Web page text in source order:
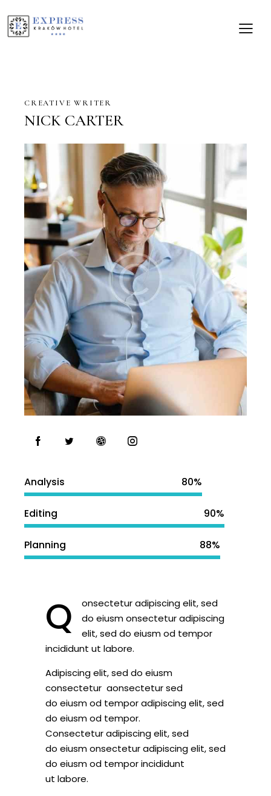
CREATIVE WRITER
NICK CARTER
Analysis 80%
Editing 90%
Planning 88%
Q
onsectetur adipiscing elit, sed
do eiusm onsectetur adipiscing
elit, sed do eiusm od tempor
incididunt ut labore.
Adipiscing elit, sed do eiusm
consectetur aonsectetur sed
do eiusm od tempor adipiscing elit, sed
do eiusm od tempor.
Consectetur adipiscing elit, sed
do eiusm onsectetur adipiscing elit, sed
do eiusm od tempor incididunt
ut labore.